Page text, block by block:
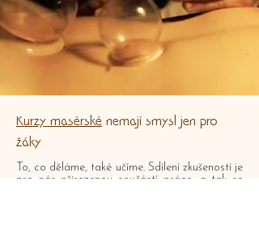
Kurzy masérské nemají smysl jen pro
žáky
To, co děláme, také učíme. Sdílení zkušeností je
pro nás přirozenou součástí práce, a tak se